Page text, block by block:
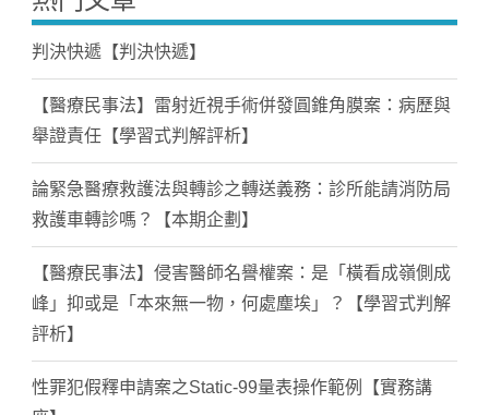
判決快遞【判決快遞】
【醫療民事法】雷射近視手術併發圓錐角膜案：病歷與
舉證責任【學習式判解評析】
論緊急醫療救護法與轉診之轉送義務：診所能請消防局
救護車轉診嗎？【本期企劃】
【醫療民事法】侵害醫師名譽權案：是「橫看成嶺側成
峰」抑或是「本來無一物，何處塵埃」？【學習式判解
評析】
性罪犯假釋申請案之Static-99量表操作範例【實務講